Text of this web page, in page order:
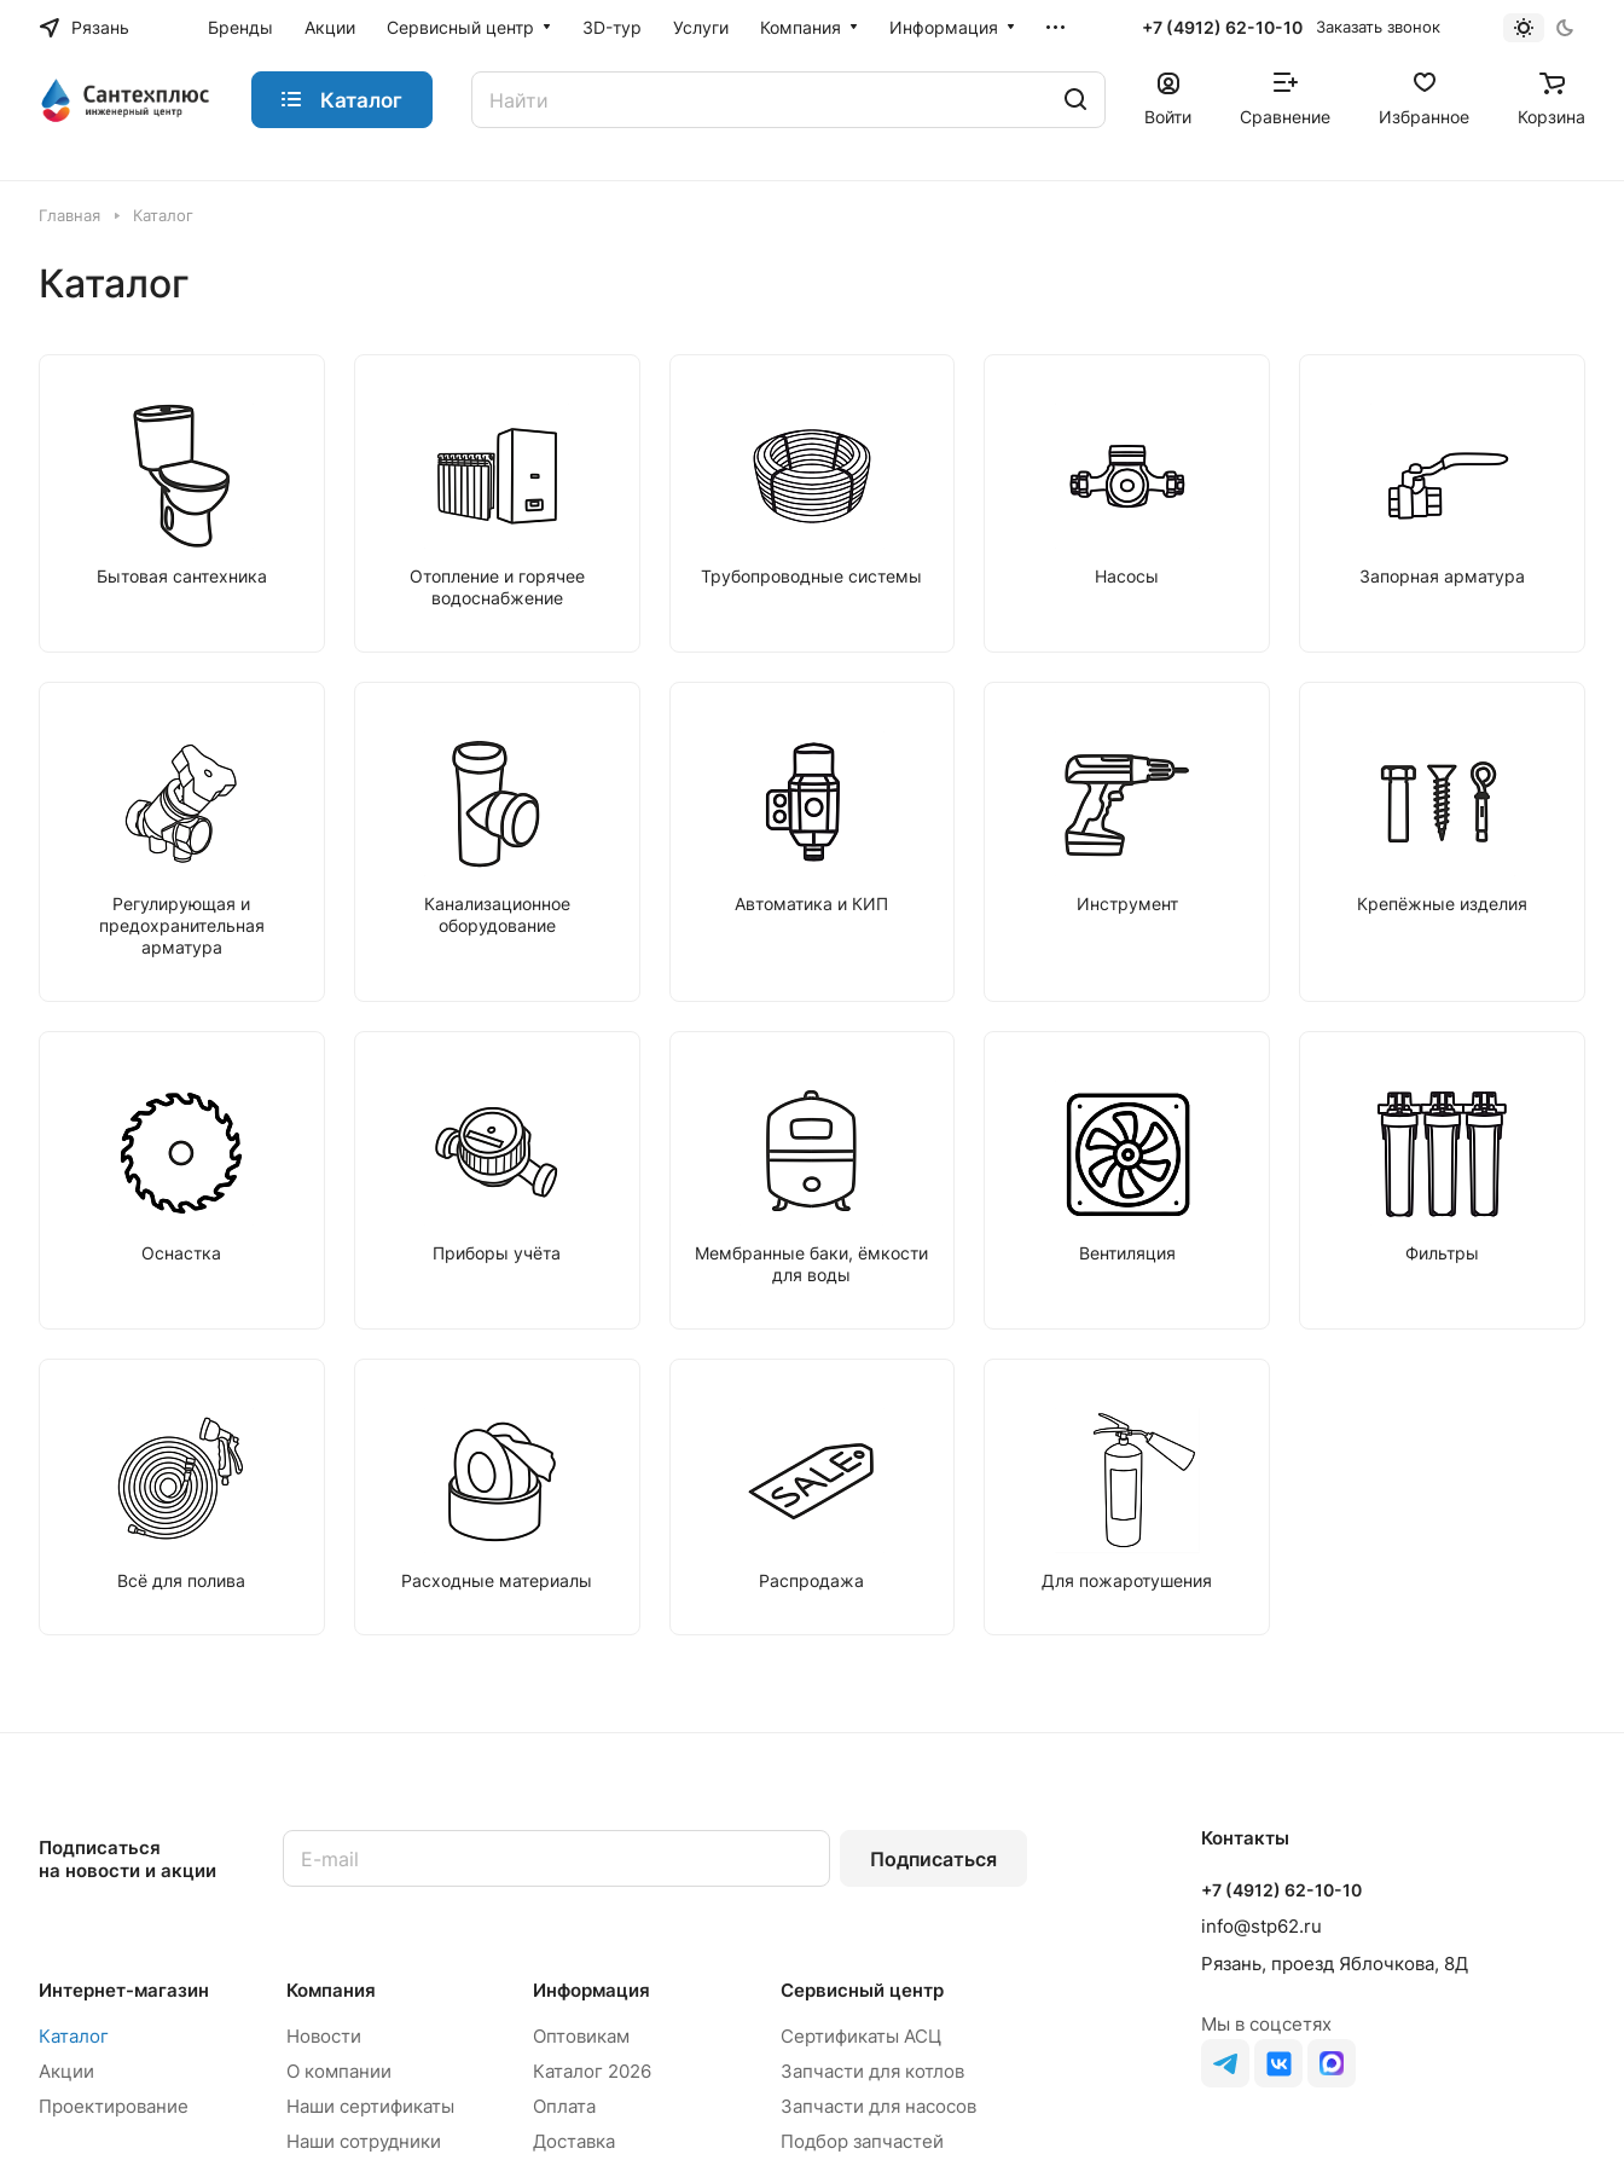
Рязань Бренды Акции Сервисный центр 3D-тур Услуги Компания Информация +7 (4912) 62-10-10 Заказать звонок
Каталог
Войти Сравнение Избранное Корзина
Главная Каталог
Каталог
Бытовая сантехника
Отопление и горячее
водоснабжение
Трубопроводные системы Насосы Запорная арматура
Регулирующая и
предохранительная
арматура
Канализационное
оборудование
Автоматика и КИП Инструмент Крепёжные изделия
Оснастка Приборы учёта
Мембранные баки, ёмкости
для воды
Вентиляция Фильтры
Всё для полива Расходные материалы Распродажа Для пожаротушения
Подписаться
на новости и акции
Подписаться
Интернет-магазин
Каталог
Акции
Проектирование
Компания
Новости
О компании
Наши сертификаты
Наши сотрудники
Информация
Оптовикам
Каталог 2026
Оплата
Доставка
Сервисный центр
Сертификаты АСЦ
Запчасти для котлов
Запчасти для насосов
Подбор запчастей
Контакты
+7 (4912) 62-10-10
info@stp62.ru
Рязань, проезд Яблочкова, 8Д
Мы в соцсетях